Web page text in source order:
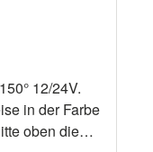
12/24V.
in der Farbe
oben die